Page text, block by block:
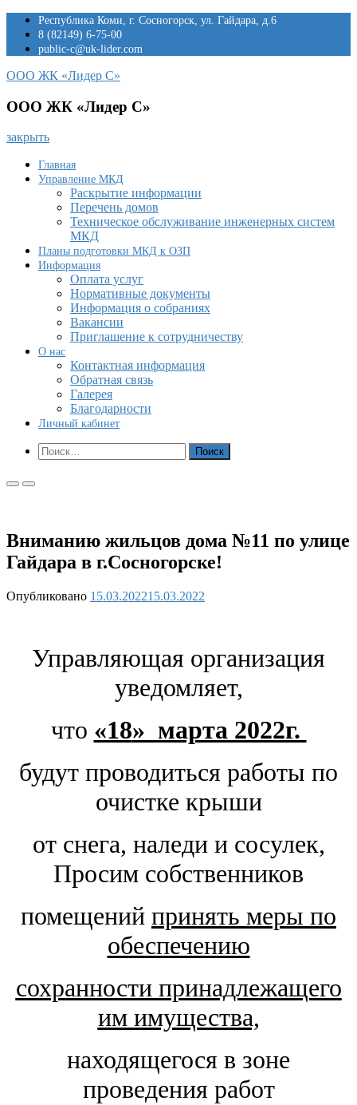
Перейти
содержимому
Республика Коми, г. Сосногорск, ул. Гайдара, д.6
8 (82149) 6-75-00
public-c@uk-lider.com
ООО ЖК «Лидер С»
ООО ЖК «Лидер С»
закрыть
Главная
Управление МКД
Раскрытие информации
Перечень домов
Техническое обслуживание инженерных систем
МКД
Планы подготовки МКД к ОЗП
Информация
Оплата услуг
Нормативные документы
Информация о собраниях
Вакансии
Приглашение к сотрудничеству
О нас
Контактная информация
Обратная связь
Галерея
Благодарности
Личный кабинет
Показать
форму
Найти:
Основное
Основное
Вниманию жильцов дома №11 по улице
Гайдара в г.Сосногорске!
Опубликовано 15.03.202215.03.2022
Управляющая организация
уведомляет,
что «18» марта 2022г.
будут проводиться работы по
очистке крыши
от снега, наледи и сосулек,
Просим собственников
помещений принять меры по
обеспечению
сохранности принадлежащего
им имущества,
находящегося в зоне
проведения работ